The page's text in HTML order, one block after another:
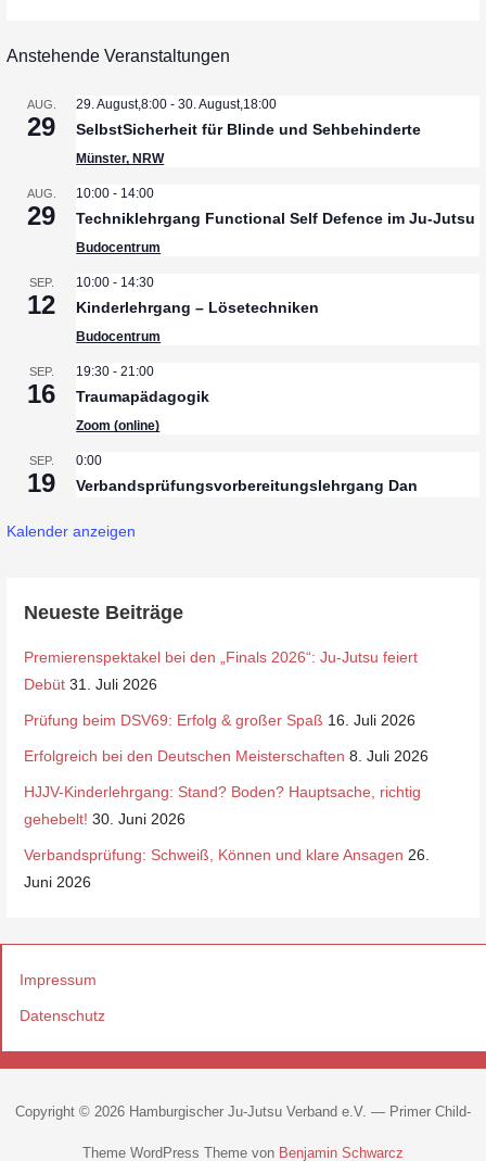
Anstehende Veranstaltungen
AUG.
29
29. August,8:00 -30. August,18:00
SelbstSicherheit für Blinde und Sehbehinderte
Münster, NRW
AUG.
29
10:00 - 14:00
Techniklehrgang Functional Self Defence im Ju-Jutsu
Budocentrum
SEP.
12
10:00 - 14:30
Kinderlehrgang – Lösetechniken
Budocentrum
SEP.
16
19:30 -21:00
Traumapädagogik
Zoom (online)
SEP.
19
0:00
Verbandsprüfungsvorbereitungslehrgang Dan
Kalender anzeigen
Neueste Beiträge
Premierenspektakel bei den „Finals 2026“: Ju-Jutsu feiert
Debüt 31. Juli 2026
Prüfung beim DSV69: Erfolg & großer Spaß 16. Juli 2026
Erfolgreich bei den Deutschen Meisterschaften 8. Juli 2026
HJJV-Kinderlehrgang: Stand? Boden? Hauptsache, richtig
gehebelt! 30. Juni 2026
Verbandsprüfung: Schweiß, Können und klare Ansagen 26.
Juni 2026
Impressum
Datenschutz
Copyright © 2026 Hamburgischer Ju-Jutsu Verband e.V. — Primer Child-
Theme WordPress Theme von Benjamin Schwarcz